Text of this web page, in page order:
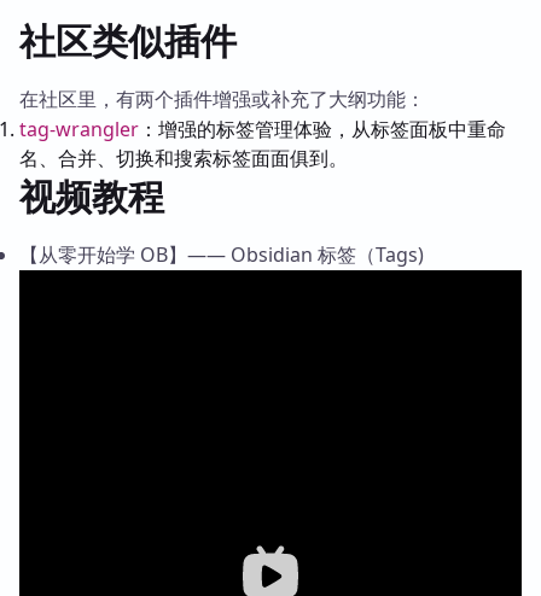
社区类似插件
在社区里，有两个插件增强或补充了大纲功能：
tag-wrangler ：增强的标签管理体验，从标签面板中重命
名、合并、切换和搜索标签面面俱到。
视频教程
【从零开始学 OB】—— Obsidian 标签（Tags)